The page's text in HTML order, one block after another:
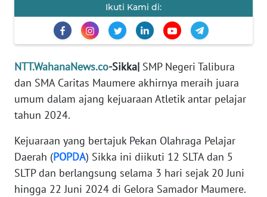
Ikuti Kami di:
NTT.WahanaNews.co-Sikka| SMP Negeri Talibura
dan SMA Caritas Maumere akhirnya meraih juara
umum dalam ajang kejuaraan Atletik antar pelajar
tahun 2024.
Kejuaraan yang bertajuk Pekan Olahraga Pelajar
Daerah (POPDA) Sikka ini diikuti 12 SLTA dan 5
SLTP dan berlangsung selama 3 hari sejak 20 Juni
hingga 22 Juni 2024 di Gelora Samador Maumere.
PEDOMAN
REDAKSI
KARIR